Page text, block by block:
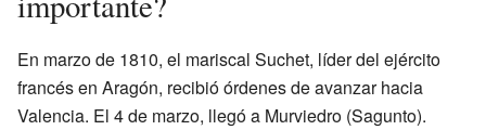
En marzo de 1810, el mariscal Suchet, líder del ejército
francés en Aragón, recibió órdenes de avanzar hacia
Valencia. El 4 de marzo, llegó a Murviedro (Sagunto).